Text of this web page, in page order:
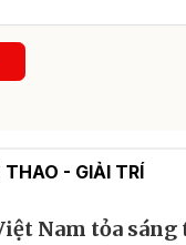
- GIẢI TRÍ
Nam tỏa